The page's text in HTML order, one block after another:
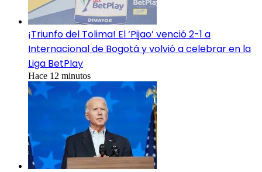
¡Triunfo del Tolima! El ‘Pijao’ venció 2-1 a
Internacional de Bogotá y volvió a celebrar en la
Liga BetPlay
Hace 12 minutos